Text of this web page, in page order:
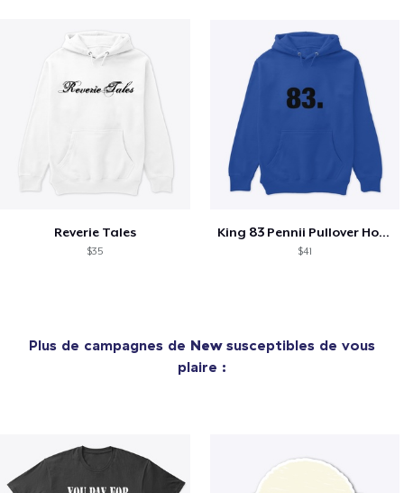
Reverie Tales
$35
King 83 Pennii Pullover Hoodie
$41
Plus de campagnes de Newsusceptibles de vous
plaire :